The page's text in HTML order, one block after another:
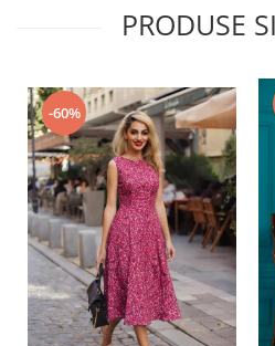
PRODUSE
-60%